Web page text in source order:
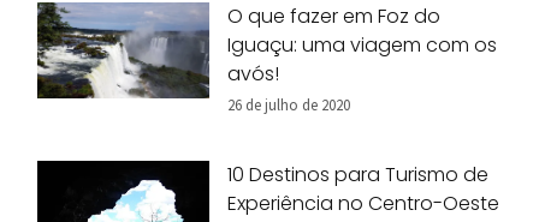
O que fazer em Foz do
Iguaçu: uma viagem com os
avós!
26 de julho de 2020
10 Destinos para Turismo de
Experiência no Centro-Oeste